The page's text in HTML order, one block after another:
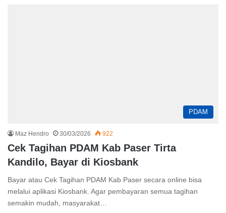
PDAM
Maz Hendro 30/03/2026 922
Cek Tagihan PDAM Kab Paser Tirta
Kandilo, Bayar di Kiosbank
Bayar atau Cek Tagihan PDAM Kab Paser secara online bisa
melalui aplikasi Kiosbank. Agar pembayaran semua tagihan
semakin mudah, masyarakat…